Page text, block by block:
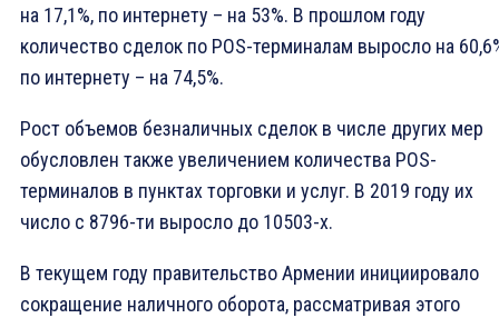
на 17,1%, по интернету – на 53%. В прошлом году
количество сделок по POS-терминалам выросло на
по интернету – на 74,5%.
Рост объемов безналичных сделок в числе других мер
обусловлен также увеличением количества POS-
терминалов в пунктах торговки и услуг. В 2019 году их
число с 8796-ти выросло до 10503-х.
В текущем году правительство Армении инициировало
сокращение наличного оборота, рассматривая этого